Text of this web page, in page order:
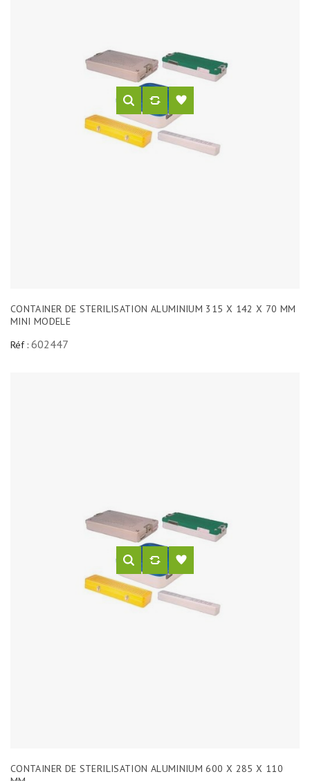
CONTAINER DE STERILISATION ALUMINIUM 315 X 142 X 70 MM
MINI MODELE
Réf : 602447
CONTAINER DE STERILISATION ALUMINIUM 600 X 285 X 110